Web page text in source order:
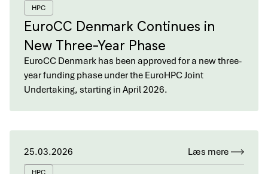
HPC
EuroCC Denmark Continues in
New Three-Year Phase
EuroCC Denmark has been approved for a new three-
year funding phase under the EuroHPC Joint
Undertaking, starting in April 2026.
25.03.2026 Læs mere
HPC